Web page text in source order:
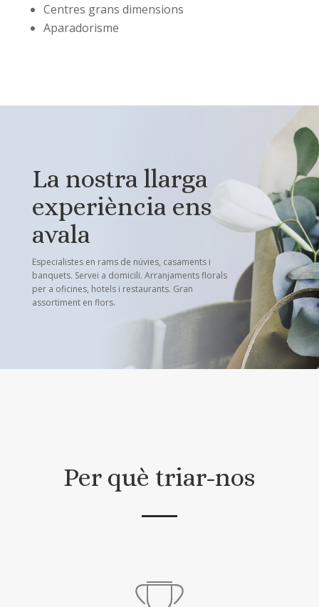
Centres grans dimensions
Aparadorisme
La nostra llarga
experiència ens
avala
Especialistes en rams de núvies, casaments i
banquets. Servei a domicili. Arranjaments florals
per a oficines, hotels i restaurants. Gran
assortiment en flors.
Per què triar-nos